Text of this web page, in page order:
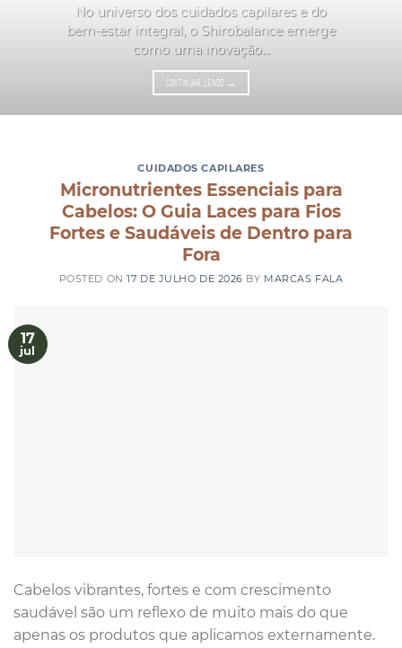
No universo dos cuidados capilares e do
bem-estar integral, o Shirobalance emerge
como uma inovação...
CONTINUAR LENDO →
CUIDADOS CAPILARES
Micronutrientes Essenciais para
Cabelos: O Guia Laces para Fios
Fortes e Saudáveis de Dentro para
Fora
POSTED ON17 DE JULHO DE 2026 BY MARCAS FALA
17
jul
Cabelos vibrantes, fortes e com crescimento
saudável são um reflexo de muito mais do que
apenas os produtos que aplicamos externamente.